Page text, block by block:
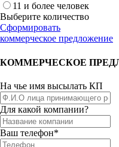
11 и более человек
Выберите количество
Сформировать
коммерческое предложение
КОММЕРЧЕСКОЕ
На чье имя высылать КП
Для какой компании?
Ваш телефон*